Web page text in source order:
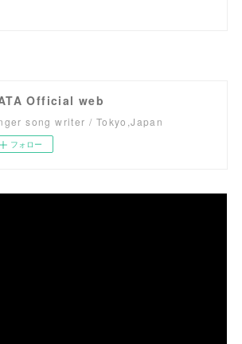
Official web
song writer / Tokyo,Japan
フォロー